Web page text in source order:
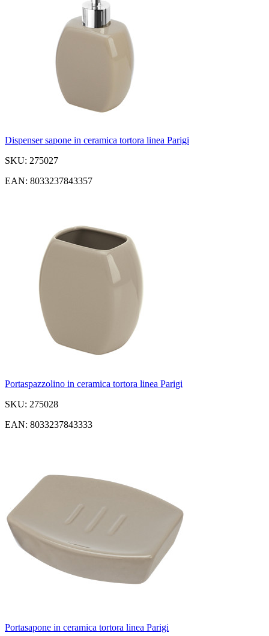
Dispenser sapone in ceramica tortora linea Parigi
SKU: 275027
EAN: 8033237843357
Portaspazzolino in ceramica tortora linea Parigi
SKU: 275028
EAN: 8033237843333
Portasapone in ceramica tortora linea Parigi